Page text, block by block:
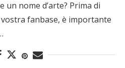
un nome d’arte? Prima di
fanbase, è importante